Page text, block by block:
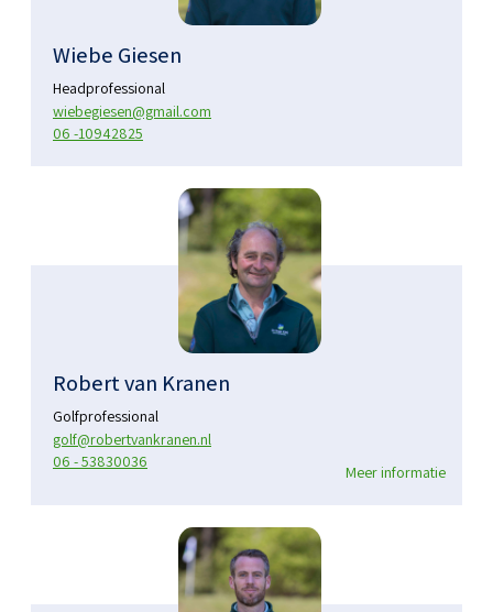
Wiebe Giesen
Headprofessional
wiebegiesen@gmail.com
06 -10942825
Robert van Kranen
Golfprofessional
golf@robertvankranen.nl
06 - 53830036
Meer informatie